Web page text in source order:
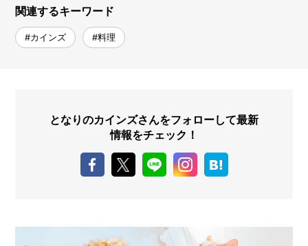
関連するキーワード
#カインズ #料理
となりのカインズさんをフォローして最新
情報をチェック！